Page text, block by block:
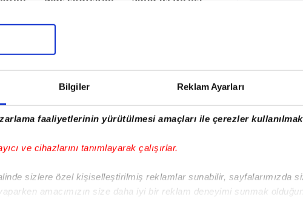
Bilgiler Reklam Ayarları
faaliyetlerinin yürütülmesi amaçları ile çerezler
ve cihazlarını tanımlayarak çalışırlar.
sizlere özel kişiselleştirilmiş reklamlar sunabilir, sayfalarımızda
amacımızın size daha iyi bir reklam deneyimi sunmak
Bulunmamaktadır